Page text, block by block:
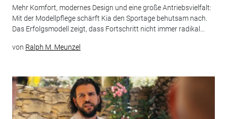
Mehr Komfort, modernes Design und eine große Antriebsvielfalt:
Mit der Modellpflege schärft Kia den Sportage behutsam nach.
Das Erfolgsmodell zeigt, dass Fortschritt nicht immer radikal...
von Ralph M. Meunzel